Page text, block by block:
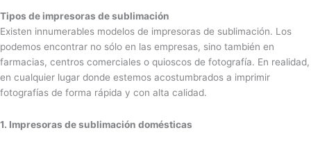
Tipos de impresoras de sublimación
Existen innumerables modelos de impresoras de sublimación. Los
podemos encontrar no sólo en las empresas, sino también en
farmacias, centros comerciales o quioscos de fotografía. En realidad,
en cualquier lugar donde estemos acostumbrados a imprimir
fotografías de forma rápida y con alta calidad.
1. Impresoras de sublimación domésticas